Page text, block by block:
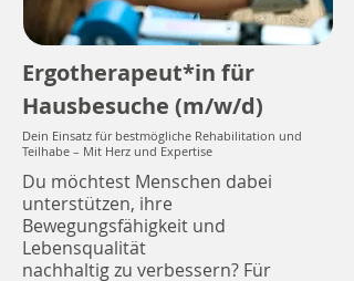
Ergotherapeut*in für
Hausbesuche (m/w/d)
Dein Einsatz für bestmögliche Rehabilitation und
Teilhabe – Mit Herz und Expertise
Du möchtest Menschen dabei
unterstützen, ihre
Bewegungsfähigkeit und
Lebensqualität
nachhaltig zu verbessern? Für